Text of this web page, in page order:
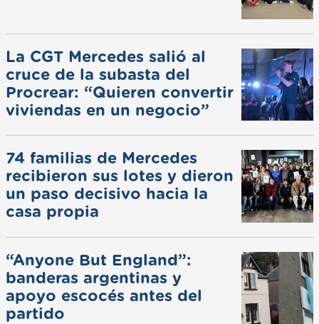
La CGT Mercedes salió al
cruce de la subasta del
Procrear: “Quieren convertir
viviendas en un negocio”
74 familias de Mercedes
recibieron sus lotes y dieron
un paso decisivo hacia la
casa propia
“Anyone But England”:
banderas argentinas y
apoyo escocés antes del
partido